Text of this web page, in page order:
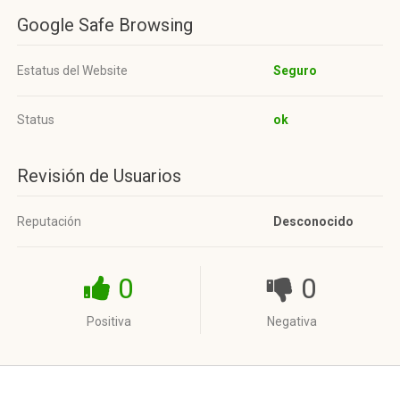
Google Safe Browsing
Estatus del Website Seguro
Status ok
Revisión de Usuarios
Reputación Desconocido
0
Positiva
0
Negativa